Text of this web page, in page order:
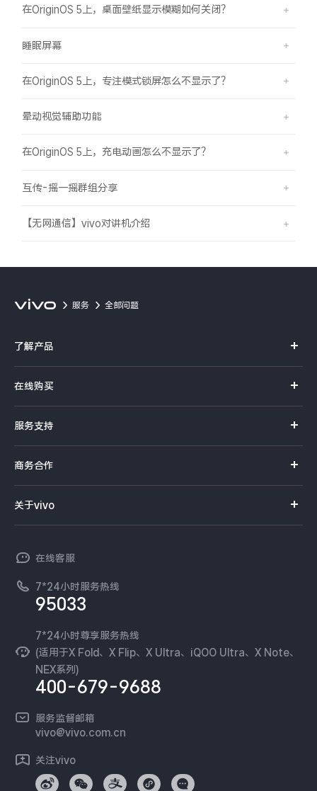
在OriginOS 5上，桌面壁纸显示模糊如何关闭？
睡眠屏幕
在OriginOS 5上，专注模式锁屏怎么不显示了？
晕动视觉辅助功能
在OriginOS 5上，充电动画怎么不显示了？
互传-摇一摇群组分享
【无网通信】vivo对讲机介绍
服务 全部问题
了解产品
S系列
Y系列
iQOO手机
T系列
NEX系列
在线购买
选购手机
选购配件
订单查询
服务支持
服务网点
查找手机
环保回收
安全公告
服务隐私政策
Log还原LUTs下载
vivo 办公套件
商务合作
开放平台
vivo 企业业务
廉正合规
国补营业执照
无线电发射设备销售备案
关于vivo
工作机会
新闻资讯
可持续发展
vivo 蔡司影像
开发者社区
在线客服
7*24小时服务热线
95033
7*24小时尊享服务热线
(适用于X Fold、X Flip、X Ultra、iQOO Ultra、X Note、
NEX系列)
400-679-9688
服务监督邮箱
vivo@vivo.com.cn
关注vivo